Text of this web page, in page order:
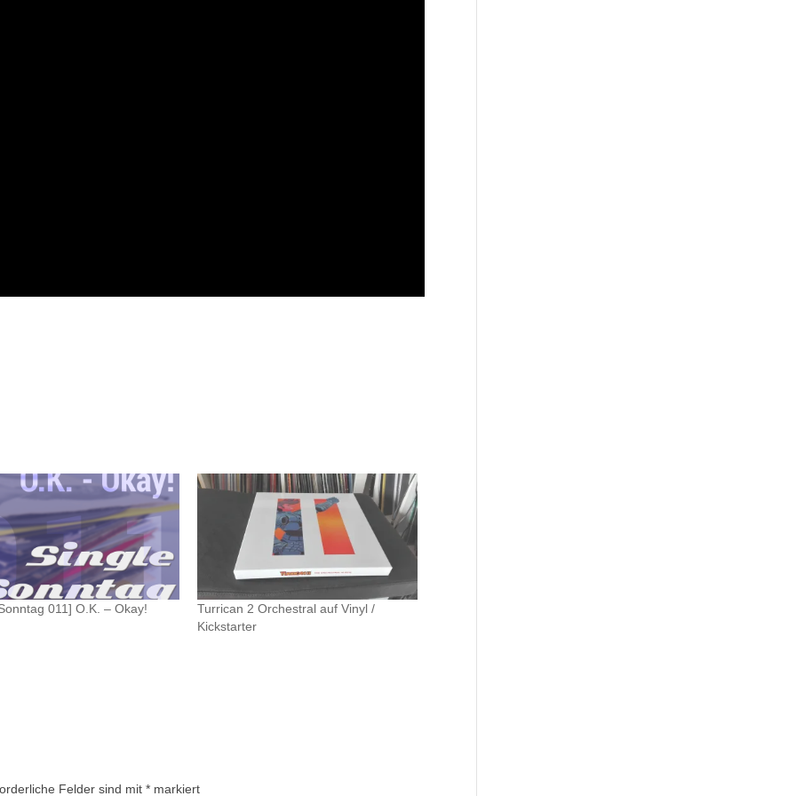
011] O.K. – Okay!
Turrican 2 Orchestral auf Vinyl /
Kickstarter
Felder sind mit* markiert